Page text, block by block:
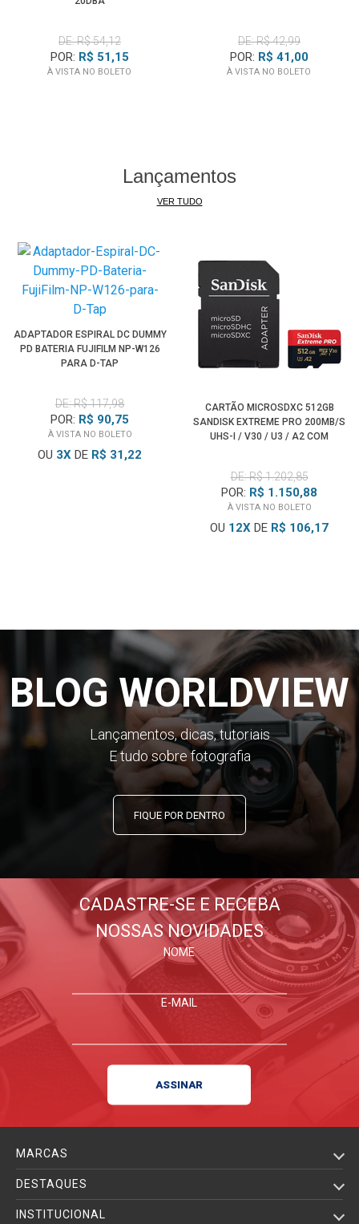
DE: R$ 54,12
POR: R$ 51,15
À VISTA NO BOLETO
DE: R$ 42,99
POR: R$ 41,00
À VISTA NO BOLETO
Lançamentos
VER TUDO
ADAPTADOR ESPIRAL DC DUMMY
PD BATERIA FUJIFILM NP-W126
PARA D-TAP
DE: R$ 117,98
POR: R$ 90,75
À VISTA NO BOLETO
OU 3X DE R$ 31,22
CARTÃO MICROSDXC 512GB
SANDISK EXTREME PRO 200MB/S
UHS-I / V30 / U3 / A2 COM
DE: R$ 1.202,85
POR: R$ 1.150,88
À VISTA NO BOLETO
OU 12X DE R$ 106,17
BLOG WORLDVIEW
Lançamentos, dicas, tutoriais
E tudo sobre fotografia
FIQUE POR DENTRO
CADASTRE-SE E RECEBA
NOSSAS NOVIDADES
NOME
E-MAIL
MARCAS
DESTAQUES
INSTITUCIONAL